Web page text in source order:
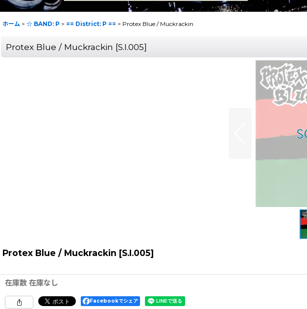
ホーム > ☆ BAND: P > == District: P == > Protex Blue / Muckrackin
Protex Blue / Muckrackin [S.I.005]
Protex Blue / Muckrackin [S.I.005]
在庫数 在庫なし
Facebookでシェア